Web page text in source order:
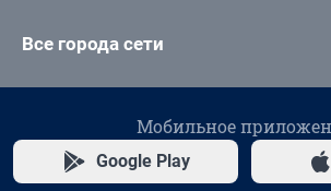
Все города сети
Мобильное
Google Play